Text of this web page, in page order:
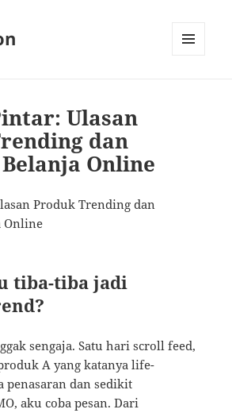
Ulasan
dan
Online
Produk Trending dan
Online
tiba-tiba jadi
sengaja. Satu hari scroll feed,
A yang katanya life-
penasaran dan sedikit
aku coba pesan. Dari